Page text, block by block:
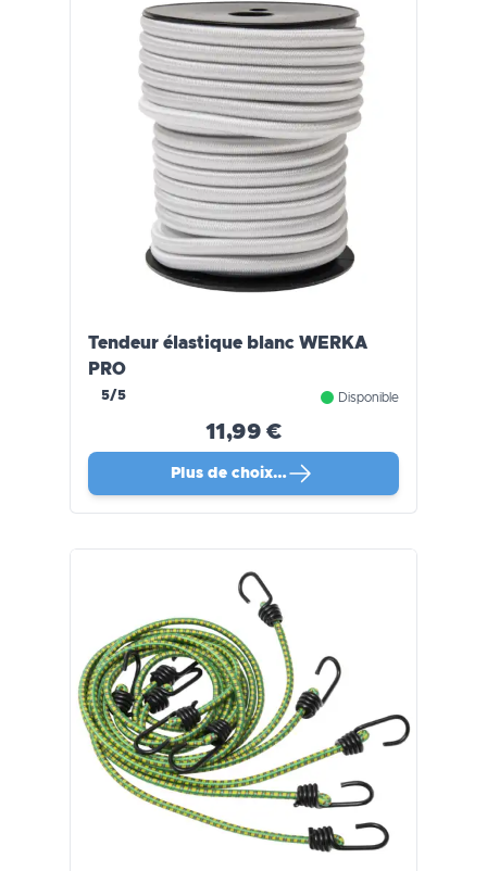
Tendeur élastique blanc WERKA
PRO
5/5 Disponible
11,99 €
Plus de choix…